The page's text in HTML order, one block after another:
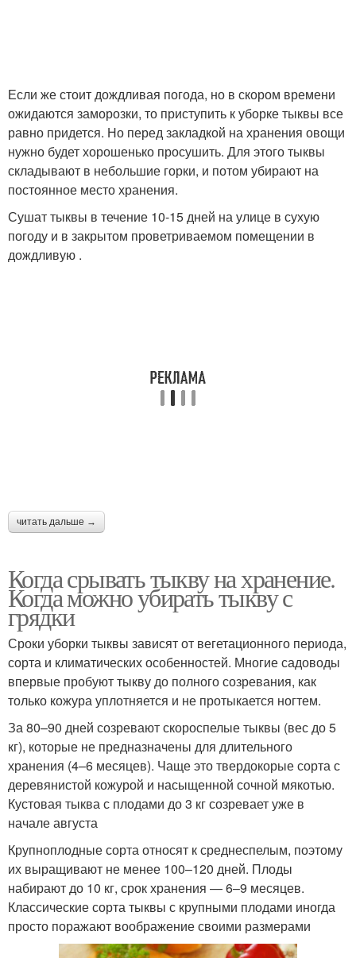
Если же стоит дождливая погода, но в скором времени
ожидаются заморозки, то приступить к уборке тыквы все
равно придется. Но перед закладкой на хранения овощи
нужно будет хорошенько просушить. Для этого тыквы
складывают в небольшие горки, и потом убирают на
постоянное место хранения.
Сушат тыквы в течение 10-15 дней на улице в сухую
погоду и в закрытом проветриваемом помещении в
дождливую .
читать дальше →
Когда срывать тыкву на хранение.
Когда можно убирать тыкву с
грядки
Сроки уборки тыквы зависят от вегетационного периода,
сорта и климатических особенностей. Многие садоводы
впервые пробуют тыкву до полного созревания, как
только кожура уплотняется и не протыкается ногтем.
За 80–90 дней созревают скороспелые тыквы (вес до 5
кг), которые не предназначены для длительного
хранения (4–6 месяцев). Чаще это твердокорые сорта с
деревянистой кожурой и насыщенной сочной мякотью.
Кустовая тыква с плодами до 3 кг созревает уже в
начале августа
Крупноплодные сорта относят к среднеспелым, поэтому
их выращивают не менее 100–120 дней. Плоды
набирают до 10 кг, срок хранения — 6–9 месяцев.
Классические сорта тыквы с крупными плодами иногда
просто поражают воображение своими размерами